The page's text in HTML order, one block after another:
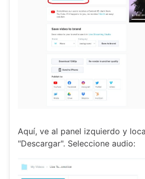
Aquí, ve al panel izquierdo y
"Descargar". Seleccione audio: